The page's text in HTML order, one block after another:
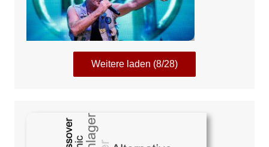
Weitere laden (8/28)